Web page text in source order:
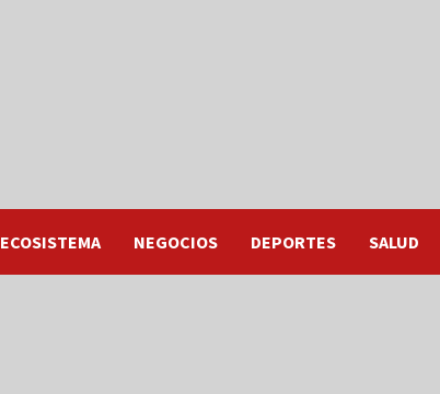
ECOSISTEMA NEGOCIOS DEPORTES SALUD